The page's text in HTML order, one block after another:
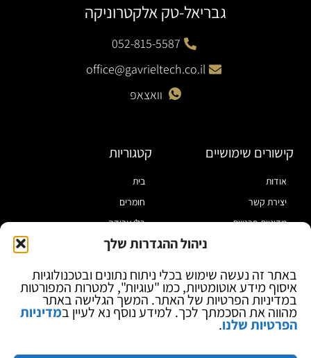
ניהול ההגדרות שלך
באתר זה נעשה שימוש בכלי ניתוח נתונים ובטכנולוגיות
איסוף מידע אוטומטיות, כמו "עוגיות", למטרות המפורטות
במדיניות הפרטיות של האתר. המשך הגלישה באתר
מהווה את הסכמתך לכך. למידע נוסף נא לעיין במדיניות
הפרטיות שלנו.
גבריאל-טק אלקטרוניקה
052-815-5587
office@gavrieltech.co.il
וואצאפ
קישורים שימושיים
אודות
יצירת קשר
מדיניות פרטיות
בלוג
קטגוריות
בית
חומרים
כלי עבודה
מוצרי הלחמה
ספקי כח ומודדים
ציוד אופטי להגדלה